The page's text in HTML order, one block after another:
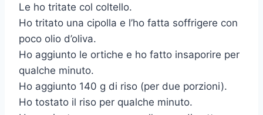
Le ho tritate col coltello.
Ho tritato una cipolla e l’ho fatta soffrigere con
poco olio d’oliva.
Ho aggiunto le ortiche e ho fatto insaporire per
qualche minuto.
Ho aggiunto 140 g di riso (per due porzioni).
Ho tostato il riso per qualche minuto.